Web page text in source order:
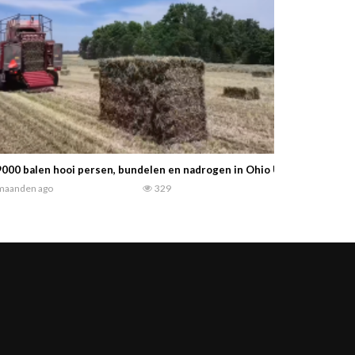
balen hooi persen, bundelen en nadrogen in Ohio USA Farming
ago 329